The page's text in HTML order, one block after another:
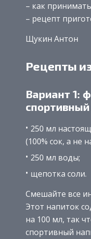
– как
– рецепт
Щукин Антон
Рецепты
Вариант 1:
250 мл
(100% сок, а не
250 мл воды;
щепотка соли.
Смешайте все
Этот напиток
на 100 мл, так
спортивный